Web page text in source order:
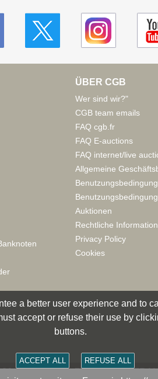
ÜBER CGB
Wer sind wir?"
CGB team emails
FAQ cgb.fr
FAQ E-auctions
FAQ internet/live
Allgemeine
Auktionen
Rechtliche
Privacy Policy
Cookies
rue Vivienne - 75002 PARIS
a better user experience and to
accept or refuse their use by
buttons.
ACCEPT ALL REFUSE ALL